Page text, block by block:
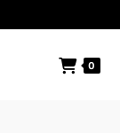
0